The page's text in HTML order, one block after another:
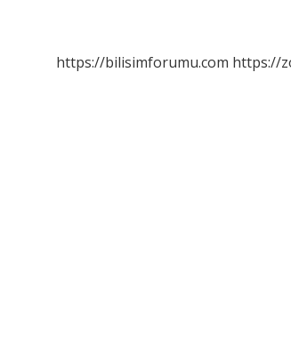
https://bilisimforumu.com https://